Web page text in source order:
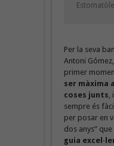
Per la seva
Antoni
primer
ser màxima
coses junts,
sempre és
per posar en
dos anys”
guia